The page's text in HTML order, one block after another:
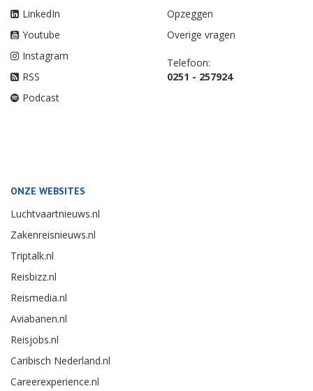
LinkedIn
Youtube
Instagram
RSS
Podcast
Opzeggen
Overige vragen
Telefoon:
0251 - 257924
ONZE WEBSITES
Luchtvaartnieuws.nl
Zakenreisnieuws.nl
Triptalk.nl
Reisbizz.nl
Reismedia.nl
Aviabanen.nl
Reisjobs.nl
Caribisch Nederland.nl
Careerexperience.nl